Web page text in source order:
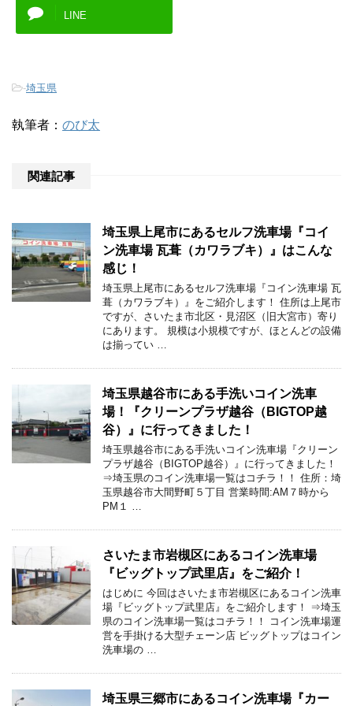
LINE
-埼玉県
執筆者： のび太
関連記事
埼玉県上尾市にあるセルフ洗車場『コイ
ン洗車場 瓦葺（カワラブキ）』はこんな
感じ！
埼玉県上尾市にあるセルフ洗車場『コイン洗車場 瓦
葺（カワラブキ）』をご紹介します！ 住所は上尾市
ですが、さいたま市北区・見沼区（旧大宮市）寄り
にあります。 規模は小規模ですが、ほとんどの設備
は揃ってい …
埼玉県越谷市にある手洗いコイン洗車
場！『クリーンプラザ越谷（BIGTOP越
谷）』に行ってきました！
埼玉県越谷市にある手洗いコイン洗車場『クリーン
プラザ越谷（BIGTOP越谷）』に行ってきました！
⇒埼玉県のコイン洗車場一覧はコチラ！！ 住所：埼
玉県越谷市大間野町５丁目 営業時間:AM７時から
PM１ …
さいたま市岩槻区にあるコイン洗車場
『ビッグトップ武里店』をご紹介！
はじめに 今回はさいたま市岩槻区にあるコイン洗車
場『ビッグトップ武里店』をご紹介します！ ⇒埼玉
県のコイン洗車場一覧はコチラ！！ コイン洗車場運
営を手掛ける大型チェーン店 ビッグトップはコイン
洗車場の …
埼玉県三郷市にあるコイン洗車場『カー